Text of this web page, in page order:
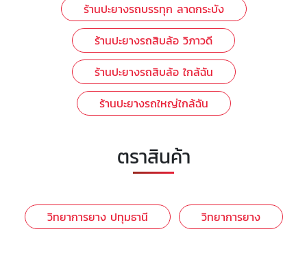
ร้านปะยางรถบรรทุก ลาดกระบัง
ร้านปะยางรถสิบล้อ วิภาวดี
ร้านปะยางรถสิบล้อ ใกล้ฉัน
ร้านปะยางรถใหญ่ใกล้ฉัน
ตราสินค้า
วิทยาการยาง ปทุมธานี วิทยาการยาง